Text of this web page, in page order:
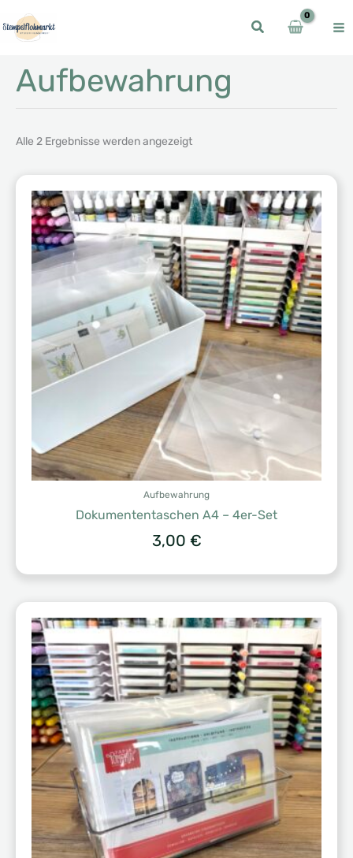
Inhalt
springen
Aufbewahrung
Alle 2 Ergebnisse werden angezeigt
Aufbewahrung
Dokumententaschen A4 – 4er-Set
3,00 €